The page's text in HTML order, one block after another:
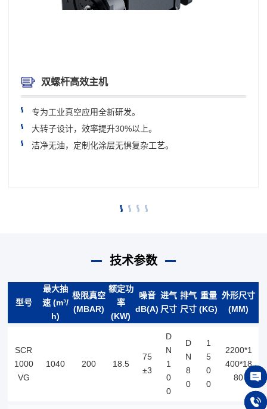
双螺杆高效主机
专为工业真空应用全新研发。
大转子设计，效率提升30%以上。
洁净无油，定制化涂层无惧复杂工艺。
技术参数
型号
最大抽
速 (m³/
h)
极限真空
(MBAR)
额定功
率
(KW)
噪音
dB(A)
进气
尺寸
排气
尺寸
重量
(KG)
外形尺寸
(MM)
SCR
1000
VG
1040 200 18.5
75
±3
D
N
1
0
0
D
N
8
0
1
5
0
0
2200*1
400*18
80
在线